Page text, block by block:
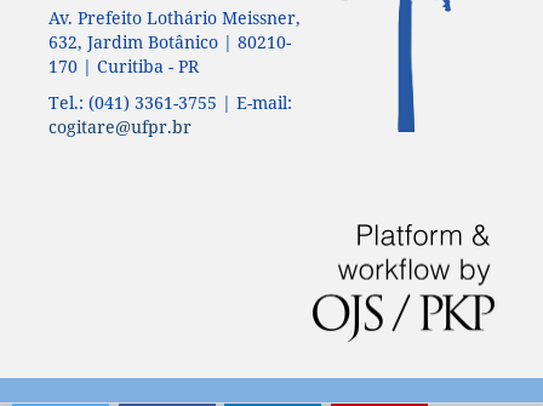
Av. Prefeito Lothário Meissner,
632, Jardim Botânico | 80210-
170 | Curitiba - PR
Tel.: (041) 3361-3755 | E-mail:
cogitare@ufpr.br